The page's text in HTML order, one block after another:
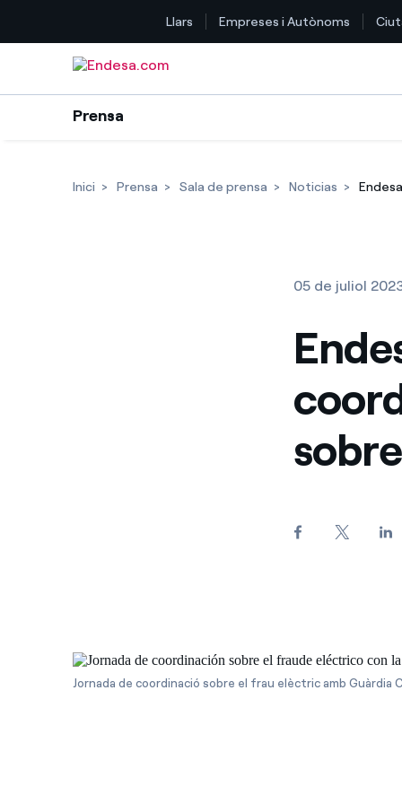
Llars Empreses i Autònoms
Prensa
Inici Prensa Sala de prensa Noticias
05 de juliol
Jornada de coordinació sobre el frau elèctric amb Guàrdia